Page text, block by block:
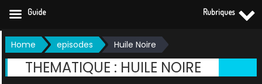
Skip
to
content
Home episodes Huile Noire
THEMATIQUE : HUILE NOIRE
Guide Rubriques